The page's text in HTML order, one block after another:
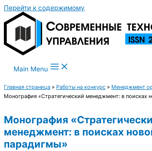
Перейти к содержимому
Main Menu
Главная страница » Работы на конкурс » Менеджмент
Монография «Стратегический менеджмент: в поисках
Монография
менеджмент: в поисках
парадигмы»